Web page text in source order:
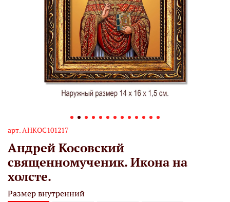
арт.АНКОС101217
Андрей Косовский
священномученик. Икона на
холсте.
Размер внутренний